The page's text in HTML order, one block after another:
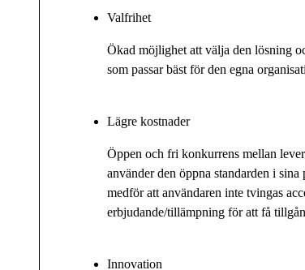
Valfrihet
Ökad möjlighet att välja den lösning
som passar bäst för den egna
Lägre kostnader
Öppen och fri konkurrens mellan
använder den öppna standarden i
medför att användaren inte tvingas
erbjudande/tillämpning för att få
Innovation